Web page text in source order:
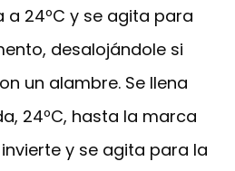
24ºC y se agita para
desalojándole si
un alambre. Se llena
24ºC, hasta la marca
y se agita para la